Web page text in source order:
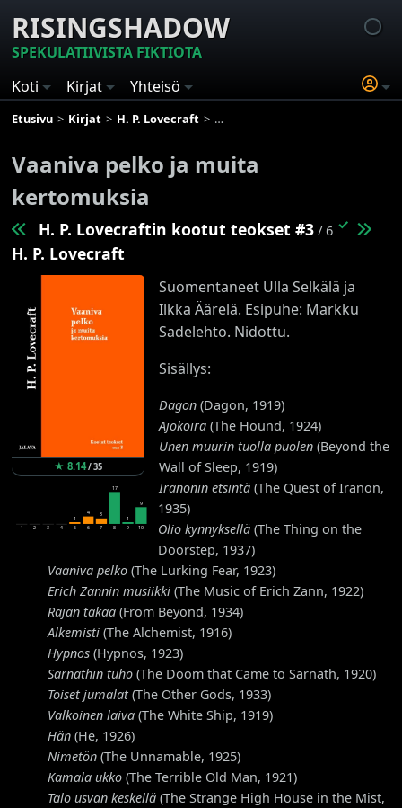
RISINGSHADOW
SPEKULATIIVISTA FIKTIOTA
Koti
Kirjat Yhteisö
Etusivu Kirjat H. P. Lovecraft H. P. Lovecraftin kootut teokset
Vaaniva pelko ja muita
kertomuksia
H. P. Lovecraftin kootut teokset #3 / 6 ✓
H. P. Lovecraft
★8.14/35
1 2 3 4
1
5
4
6
3
7
17
8
1
9
9
10
Suomentaneet Ulla Selkälä ja
Ilkka Äärelä. Esipuhe: Markku
Sadelehto. Nidottu.
Sisällys:
Dagon(Dagon, 1919)
Ajokoira(The Hound, 1924)
Unen muurin tuolla puolen(Beyond the
Wall of Sleep, 1919)
Iranonin etsintä(The Quest of Iranon,
1935)
Olio kynnyksellä(The Thing on the
Doorstep, 1937)
Vaaniva pelko (The Lurking Fear, 1923)
Erich Zannin musiikki (The Music of Erich Zann, 1922)
Rajan takaa (From Beyond, 1934)
Alkemisti (The Alchemist, 1916)
Hypnos (Hypnos, 1923)
Sarnathin tuho (The Doom that Came to Sarnath, 1920)
Toiset jumalat(The Other Gods, 1933)
Valkoinen laiva (The White Ship, 1919)
Hän (He, 1926)
Nimetön (The Unnamable, 1925)
Kamala ukko (The Terrible Old Man, 1921)
Talo usvan keskellä (The Strange High House in the Mist,